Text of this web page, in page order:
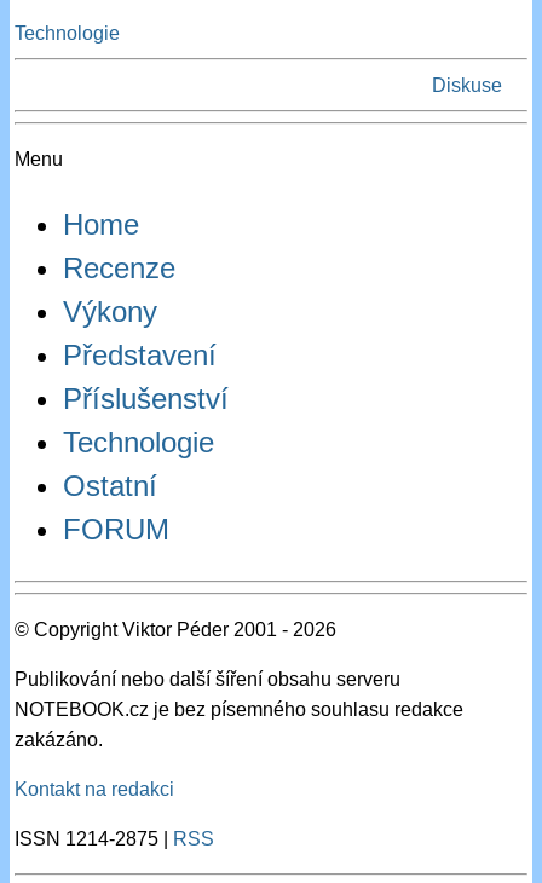
Technologie
Diskuse
Menu
Home
Recenze
Výkony
Představení
Příslušenství
Technologie
Ostatní
FORUM
© Copyright Viktor Péder 2001 - 2026
Publikování nebo další šíření obsahu serveru
NOTEBOOK.cz je bez písemného souhlasu redakce
zakázáno.
Kontakt na redakci
ISSN 1214-2875 | RSS